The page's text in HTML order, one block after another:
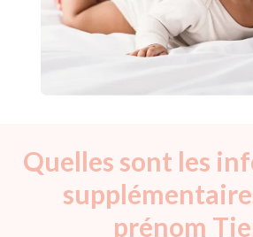
Quelles sont les
prénom